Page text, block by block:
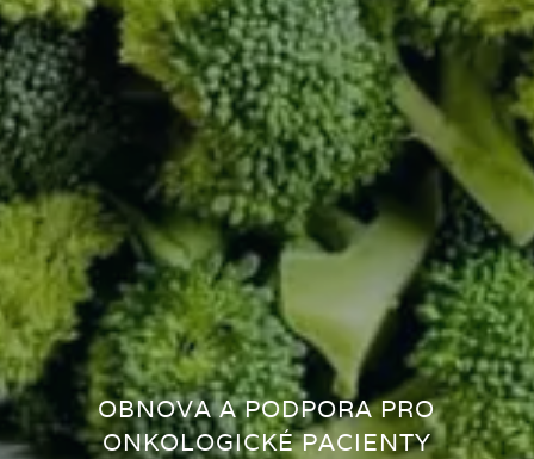
OBNOVA A PODPORA PRO
ONKOLOGICKÉ PACIENTY